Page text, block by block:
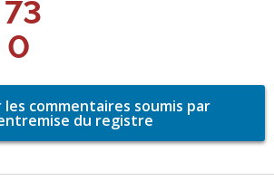
73
0
commentaires soumis par
du registre